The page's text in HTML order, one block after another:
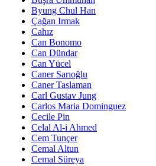
Byung Chul Han
Çağan Irmak
Cahız
Can Bonomo
Can Dündar
Can Yücel
Caner Sarıoğlu
Caner Taslaman
Carl Gustav Jung
Carlos Maria Dominguez
Cecile Pin
Celal Al-i Ahmed
Cem Tunçer
Cemal Altun
Cemal Süreya